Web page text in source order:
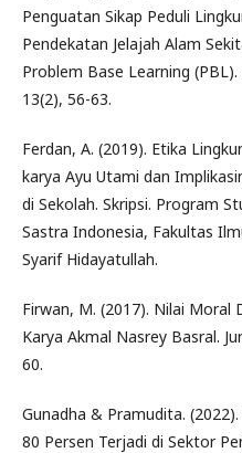
Penguatan Sikap Peduli
Pendekatan Jelajah Alam
Problem Base Learning
13(2), 56-63.
Ferdan, A. (2019). Etika
karya Ayu Utami dan
di Sekolah. Skripsi. Program
Sastra Indonesia, Fakultas
Syarif Hidayatullah.
Firwan, M. (2017). Nilai Moral
Karya Akmal Nasrey Basral.
60.
Gunadha & Pramudita.
80 Persen Terjadi di Sektor